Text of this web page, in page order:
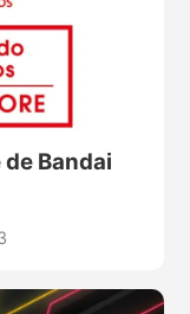
Bandai